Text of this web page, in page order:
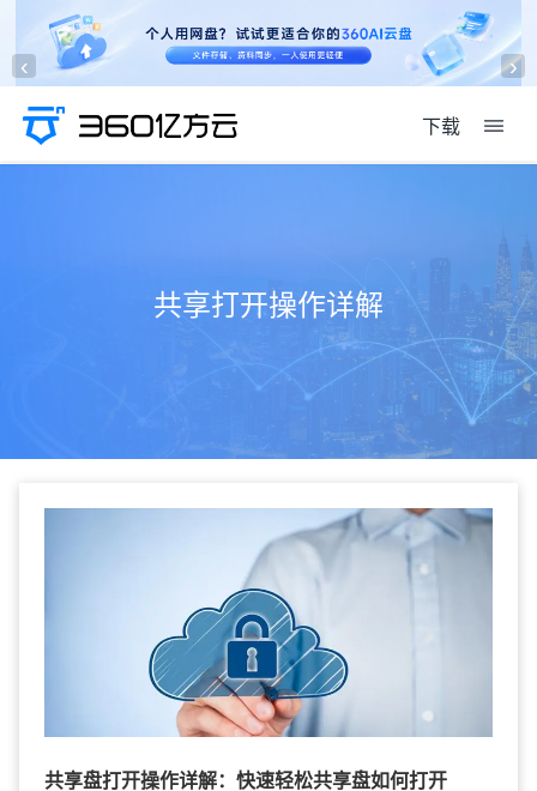
‹ ›
下载
共享打开操作详解
共享盘打开操作详解：快速轻松共享盘如何打开